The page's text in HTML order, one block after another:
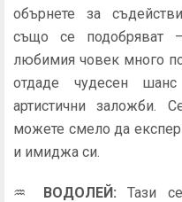
обърнете за
също се подобряват
любимия човек много
отдаде чудесен
артистични заложби.
можете смело да
и имиджа си.
♒ ВОДОЛЕЙ: Тази